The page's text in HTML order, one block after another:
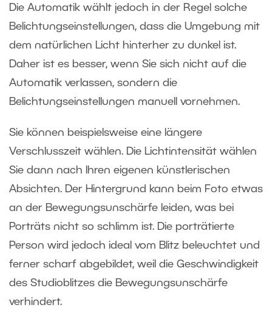
Die Automatik wählt jedoch in der Regel solche
Belichtungseinstellungen, dass die Umgebung mit
dem natürlichen Licht hinterher zu dunkel ist.
Daher ist es besser, wenn Sie sich nicht auf die
Automatik verlassen, sondern die
Belichtungseinstellungen manuell vornehmen.
Sie können beispielsweise eine längere
Verschlusszeit wählen. Die Lichtintensität wählen
Sie dann nach Ihren eigenen künstlerischen
Absichten. Der Hintergrund kann beim Foto etwas
an der Bewegungsunschärfe leiden, was bei
Porträts nicht so schlimm ist. Die porträtierte
Person wird jedoch ideal vom Blitz beleuchtet und
ferner scharf abgebildet, weil die Geschwindigkeit
des Studioblitzes die Bewegungsunschärfe
verhindert.